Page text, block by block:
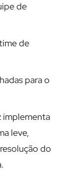
de
de
para o
implementa
leve,
do